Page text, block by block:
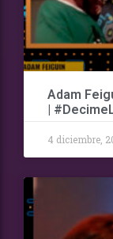
Adam
|
4 diciembre,